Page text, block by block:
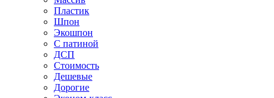
Пластик
Шпон
Экошпон
С патиной
ДСП
Стоимость
Дешевые
Дорогие